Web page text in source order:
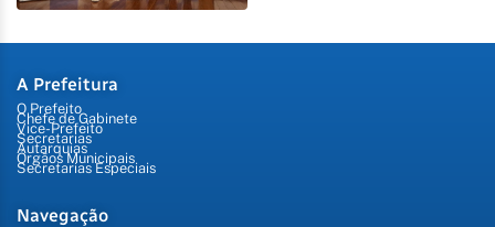
A Prefeitura
O Prefeito
Chefe de Gabinete
Vice-Prefeito
Secretarias
Autarquias
Órgãos Municipais
Secretarias Especiais
Navegação